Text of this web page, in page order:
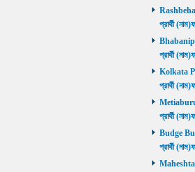
প্রার্থী
প্রার্থী
Kolkata
প্রার্থী
Metiaburuz
প্রার্থী
Budge
প্রার্থী